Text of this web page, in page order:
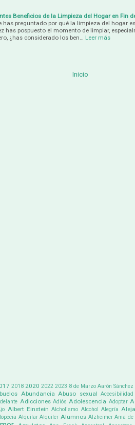
Beneficios de la Limpieza del Hogar en Fin
has preguntado por qué la limpieza del hogar
has pospuesto el momento de limpiar,
¿has considerado los ben…
Leer más
Inicio
2018 2020 2022 2023 8 de Marzo Aarón Sánchez
Abundancia Abuso sexual Accesibilidad
Adicciones Adiós Adolescencia Adoptar
Albert Einstein Alcholismo Alcohol Alegría
Alquilar Alquiler Alumnos Alzheimer Ama de